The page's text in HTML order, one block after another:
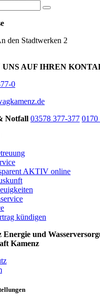
den Stadtwerken 2
AUF IHREN
0
Notfall 03578 377-377 0170
AKTIV online
kündigen
Energie und
Kamenz